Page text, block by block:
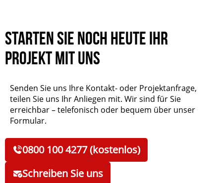
Starten Sie noch heute Ihr
Projekt mit uns
Senden Sie uns Ihre Kontakt- oder Projektanfrage,
teilen Sie uns Ihr Anliegen mit. Wir sind für Sie
erreichbar – telefonisch oder bequem über unser
Formular.
0800 100 4277 (kostenlos)
Schreiben Sie uns